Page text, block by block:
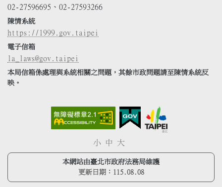
02-27596695、02-27593266
陳情系統
https://1999.gov.taipei
電子信箱
la_laws@gov.taipei
本局信箱係處理與系統相關之問題，其餘市政問題請至陳情系統反
映。
小 中 大
本網站由臺北市政府法務局維護
更新日期： 115.08.08